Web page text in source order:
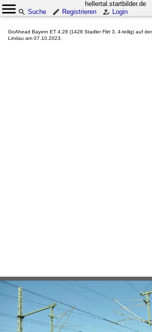
hellertal.startbilder.de
Suche
Registrieren Login
GoAhead Bayern ET 4.28 (1428 Stadler Flirt 3, 4-teilig) auf
Lindau am 07.10.2023.